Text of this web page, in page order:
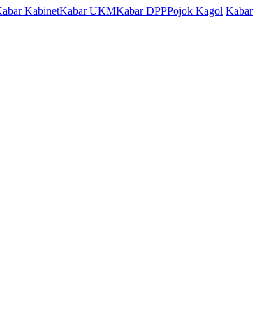
KabinetKabar UKMKabar DPPPojok Kagol Kabar